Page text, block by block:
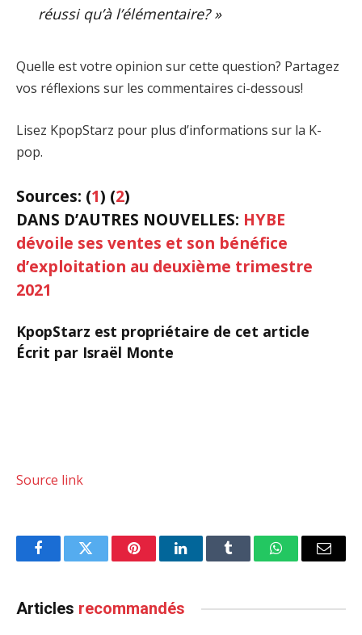
réussi qu’à l’élémentaire? »
Quelle est votre opinion sur cette question? Partagez
vos réflexions sur les commentaires ci-dessous!
Lisez KpopStarz pour plus d’informations sur la K-
pop.
Sources: (1) (2)
DANS D’AUTRES NOUVELLES: HYBE
dévoile ses ventes et son bénéfice
d’exploitation au deuxième trimestre
2021
KpopStarz est propriétaire de cet article
Écrit par Israël Monte
Source link
FacebookTwitter PinterestLinkedInTumblr WhatsAppEmail
Articles recommandés